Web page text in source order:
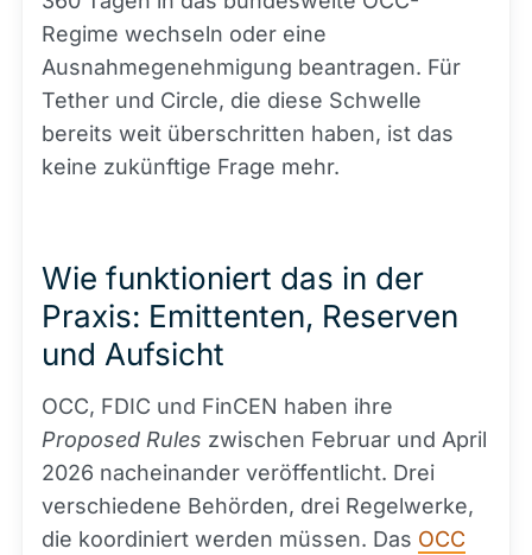
Regime wechseln oder eine
Ausnahmegenehmigung beantragen. Für
Tether und Circle, die diese Schwelle
bereits weit überschritten haben, ist das
keine zukünftige Frage mehr.
Wie funktioniert das in der
Praxis: Emittenten, Reserven
und Aufsicht
OCC, FDIC und FinCEN haben ihre
Proposed Rules zwischen Februar und April
2026 nacheinander veröffentlicht. Drei
verschiedene Behörden, drei Regelwerke,
die koordiniert werden müssen. Das OCC